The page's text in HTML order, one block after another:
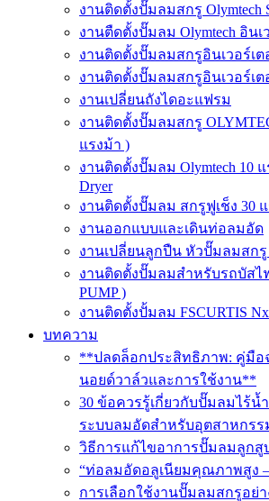
งานติดตั้งปั๊มลมสกรู Olymtech
งานตืดตั้งปั๊มลม Olymtech อินเ
งานติดตั้งปั๊มลมสกรูอินเวอร์เต
งานติดตั้งปั๊มลมสกรูอินเวอร์เต
งานเปลี่ยนถังไดอะแฟรม
งานติดตั้งปั๊มลมสกรู
แรงม้า )
งานติดตั้งปั๊มลม Olymtech 10
Dryer
งานติดตั้งปั๊มลม สกรูฟูเช็ง 30
งานออกแบบและเดินท่อลมอัด
งานเปลี่ยนลูกปืน หัวปั๊มลมสกรู
งานติดตั้งปั๊มลมสำหรับรถบัสไ
PUMP )
งานติดตั้งปั้มลม FSCURTIS
บทความ
**ปลดล็อกประสิทธิภาพ: คู่มื
นอยด์วาล์วและการใช้งาน**
30 ข้อควรรู้เกี่ยวกับปั๊มลมไร้
ระบบลมอัดสำหรับอุตสาหกรร
วิธีการแก้ไขอาการปั๊มลมลูกสูบ
“ท่อลมอัดอลูเนียมคุณภาพสูง
การเลือกใช้งานปั๊มลมสกรูอย่า